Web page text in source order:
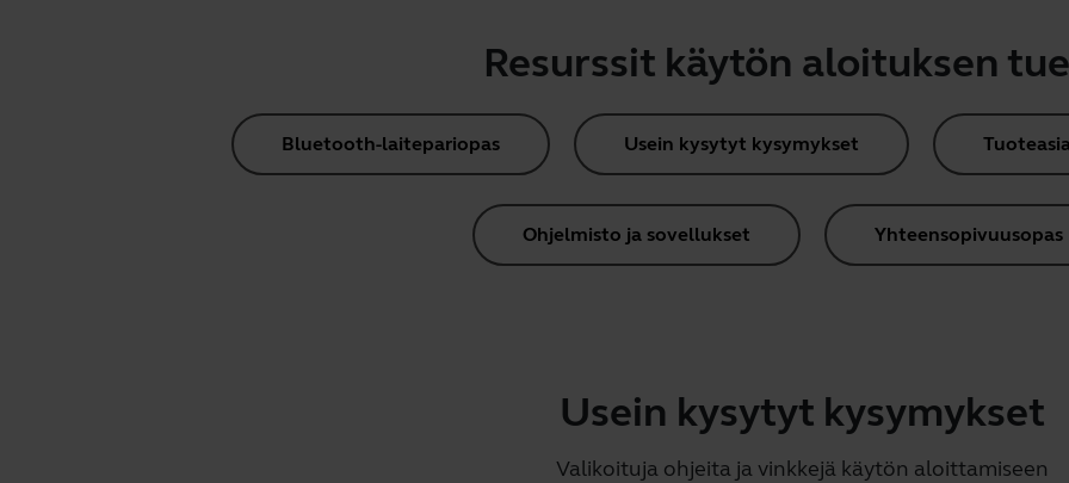
Resurssit käytön aloituksen
Bluetooth-laitepariopas Usein kysytyt kysymykset
Ohjelmisto ja sovellukset Yhteensopivuusopas
Usein kysytyt kysymykset
Valikoituja ohjeita ja vinkkejä käytön aloittamiseen